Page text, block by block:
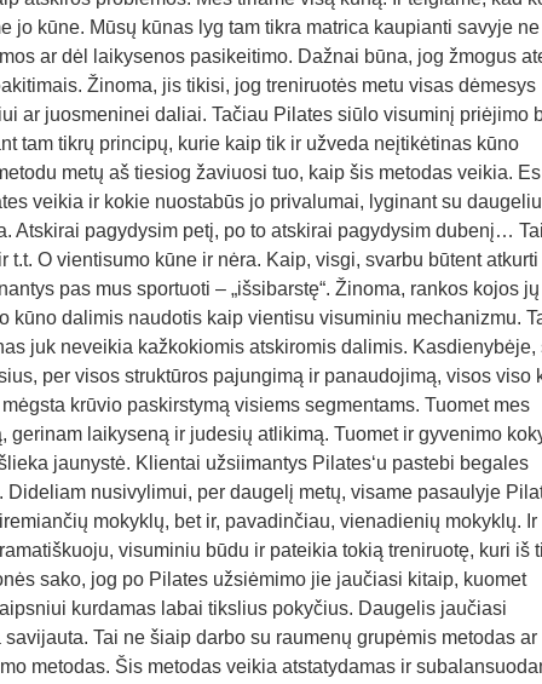
jo kūne. Mūsų kūnas lyg tam tikra matrica kaupianti savyje
ar dėl laikysenos pasikeitimo. Dažnai būna, jog žmogus
Žinoma, jis tikisi, jog treniruotės metu visas dėmesys
ar juosmeninei daliai. Tačiau Pilates siūlo visuminį priėjimo
tam tikrų principų, kurie kaip tik ir užveda neįtikėtinas kūno
metų aš tiesiog žaviuosi tuo, kaip šis metodas veikia.
veikia ir kokie nuostabūs jo privalumai, lyginant su daugeliu
Atskirai pagydysim petį, po to atskirai pagydysim dubenį…
O vientisumo kūne ir nėra. Kaip, visgi, svarbu būtent atkurti
pas mus sportuoti – „išsibarstę“. Žinoma, rankos kojos
kūno dalimis naudotis kaip vientisu visuminiu mechanizmu.
juk neveikia kažkokiomis atskiromis dalimis. Kasdienybėje,
per visos struktūros pajungimą ir panaudojimą, visos viso
krūvio paskirstymą visiems segmentams. Tuomet mes
gerinam laikyseną ir judesių atlikimą. Tuomet ir gyvenimo
jaunystė. Klientai užsiimantys Pilates‘u pastebi begales
Dideliam nusivylimui, per daugelį metų, visame pasaulyje
mokyklų, bet ir, pavadinčiau, vienadienių mokyklų. Ir
visuminiu būdu ir pateikia tokią treniruotę, kuri iš
sako, jog po Pilates užsiėmimo jie jaučiasi kitaip, kuomet
kurdamas labai tikslius pokyčius. Daugelis jaučiasi
Tai ne šiaip darbo su raumenų grupėmis metodas ar
metodas. Šis metodas veikia atstatydamas ir